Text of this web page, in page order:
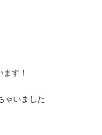
す！
ゃいました